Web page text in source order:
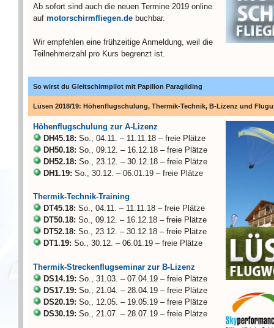
Ab sofort sind auch die neuen Termine 2019 online
auf motorschirmfliegen.de buchbar.
Wir empfehlen eine frühzeitige Anmeldung, weil die
Teilnehmerzahl pro Kurs begrenzt ist.
So wirst du Gleitschirmpilot mit Papillon Paragliding
Lüsen 2018/19: Höhenflugschulung, Thermik-Technik, B-Lizenz und
Höhenflugschulung zur A-Lizenz
DH45.18: So., 04.11. – 11.11.18 – freie Plätze
DH50.18: So., 09.12. – 16.12.18 – freie Plätze
DH52.18: So., 23.12. – 30.12.18 – freie Plätze
DH1.19: So., 30.12. – 06.01.19 – freie Plätze
Thermik-Technik-Training
DT45.18: So., 04.11. – 11.11.18 – freie Plätze
DT50.18: So., 09.12. – 16.12.18 – freie Plätze
DT52.18: So., 23.12. – 30.12.18 – freie Plätze
DT1.19: So., 30.12. – 06.01.19 – freie Plätze
Thermik-Streckenflugseminar zur B-Lizenz
DS14.19: So., 31.03. – 07.04.19 – freie Plätze
DS17.19: So., 21.04. – 28.04.19 – freie Plätze
DS20.19: So., 12.05. – 19.05.19 – freie Plätze
DS30.19: So., 21.07. – 28.07.19 – freie Plätze